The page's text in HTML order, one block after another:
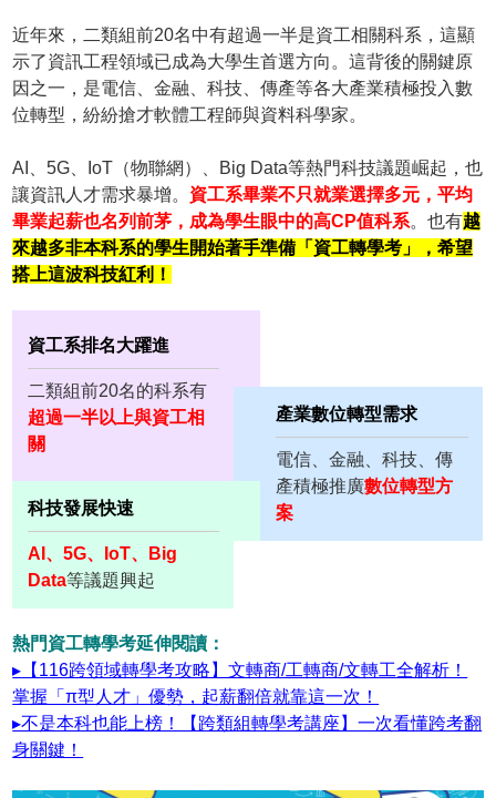
近年來，二類組前20名中有超過一半是資工相關科系，這顯
示了資訊工程領域已成為大學生首選方向。這背後的關鍵原
因之一，是電信、金融、科技、傳產等各大產業積極投入數
位轉型，紛紛搶才軟體工程師與資料科學家。
AI、5G、IoT（物聯網）、Big Data等熱門科技議題崛起，也
讓資訊人才需求暴增。 資工系畢業不只就業選擇多元，平均
畢業起薪也名列前茅，成為學生眼中的高CP值科系。也有越
來越多非本科系的學生開始著手準備「資工轉學考」，希望
搭上這波科技紅利！
資工系排名大躍進
二類組前20名的科系有
超過一半以上與資工相
關
產業數位轉型需求
電信、金融、科技、傳
產積極推廣數位轉型方
案
科技發展快速
AI、5G、IoT、Big
Data等議題興起
熱門資工轉學考延伸閱讀：
▸【116跨領域轉學考攻略】文轉商/工轉商/文轉工全解析！
掌握「π型人才」優勢，起薪翻倍就靠這一次！
▸不是本科也能上榜！【跨類組轉學考講座】一次看懂跨考翻
身關鍵！